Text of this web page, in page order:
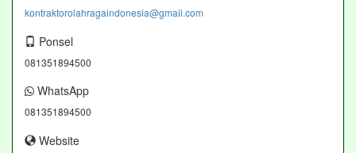
kontraktorolahragaindonesia@gmail.com
Ponsel
081351894500
WhatsApp
081351894500
Website